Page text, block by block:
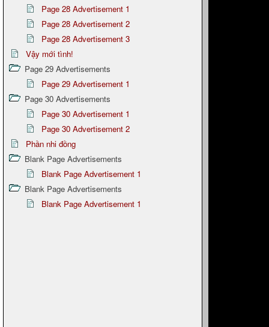
Page 28 Advertisement 1
Page 28 Advertisement 2
Page 28 Advertisement 3
Vậy mới tình!
Page 29 Advertisements
Page 29 Advertisement 1
Page 30 Advertisements
Page 30 Advertisement 1
Page 30 Advertisement 2
Phần nhi đồng
Blank Page Advertisements
Blank Page Advertisement 1
Blank Page Advertisements
Blank Page Advertisement 1